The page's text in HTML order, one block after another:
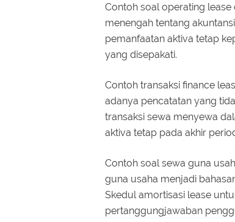
Contoh soal operating
menengah tentang
pemanfaatan aktiva tetap
yang disepakati.
Contoh transaksi finance
adanya pencatatan yang
transaksi sewa menyewa
aktiva tetap pada akhir
Contoh soal sewa guna
guna usaha menjadi
Skedul amortisasi lease
pertanggungjawaban